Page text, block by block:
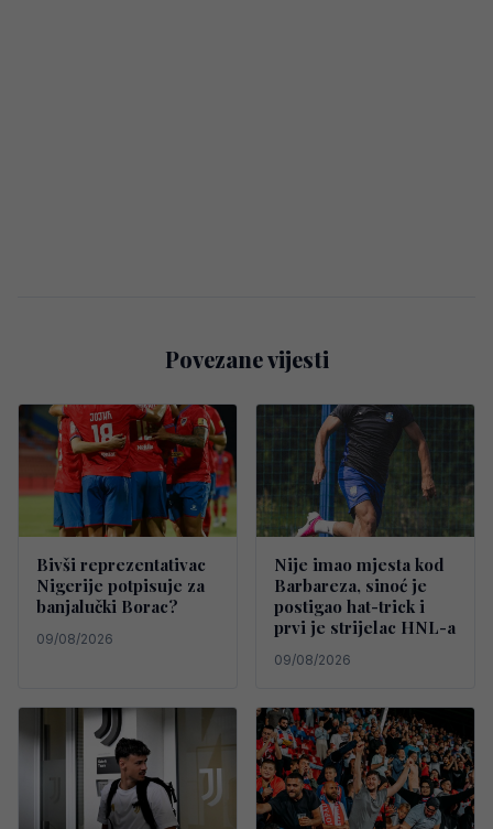
Povezane vijesti
Bivši reprezentativac
Nigerije potpisuje za
banjalučki Borac?
09/08/2026
Nije imao mjesta kod
Barbareza, sinoć je
postigao hat-trick i
prvi je strijelac HNL-a
09/08/2026